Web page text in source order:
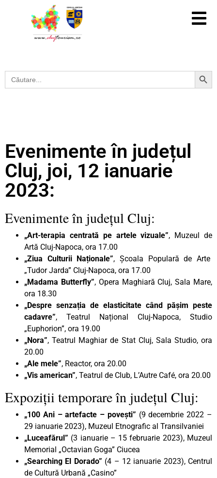
Search
for:
Search Button
Evenimente în județul
Cluj, joi, 12 ianuarie
2023:
Evenimente în județul Cluj:
„Art-terapia centrată pe artele vizuale”, Muzeul de
Artă Cluj-Napoca, ora 17.00
„Ziua Culturii Naționale”, Școala Populară de Arte
„Tudor Jarda” Cluj-Napoca, ora 17.00
„Madama Butterfly”, Opera Maghiară Cluj, Sala Mare,
ora 18.30
„Despre senzația de elasticitate când pășim peste
cadavre”, Teatrul Național Cluj-Napoca, Studio
„Euphorion”, ora 19.00
„Nora”, Teatrul Maghiar de Stat Cluj, Sala Studio, ora
20.00
„Ale mele”, Reactor, ora 20.00
„Vis american”, Teatrul de Club, L’Autre Café, ora 20.00
Expoziții temporare în județul Cluj:
„100 Ani – artefacte – povești” (9 decembrie 2022 –
29 ianuarie 2023), Muzeul Etnografic al Transilvaniei
„Luceafărul” (3 ianuarie – 15 februarie 2023), Muzeul
Memorial „Octavian Goga” Ciucea
„Searching El Dorado” (4 – 12 ianuarie 2023), Centrul
de Cultură Urbană „Casino”